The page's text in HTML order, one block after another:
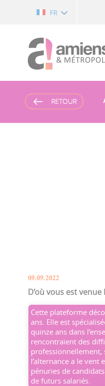
FR
RETOUR
RETOUR
09.09.2022
D’où vous est venue
Cette plateforme
ans. Elle est
quinze ans dans
rencontraient des
professionnellement,
l’alternance a le vent
pénuries de
de futurs salariés.